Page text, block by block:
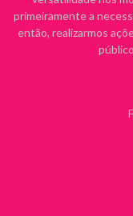
primeiramente a
então, realizarmos